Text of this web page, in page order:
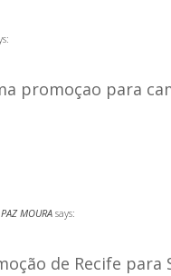
promoçao para
MOURA says:
de Recife para